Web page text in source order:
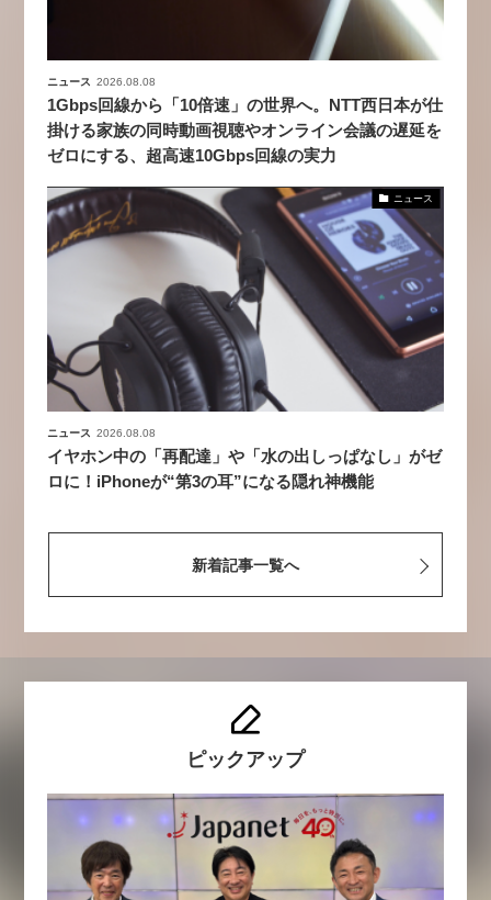
ニュース 2026.08.08
1Gbps回線から「10倍速」の世界へ。NTT西日本が仕
掛ける家族の同時動画視聴やオンライン会議の遅延を
ゼロにする、超高速10Gbps回線の実力
ニュース
ニュース 2026.08.08
イヤホン中の「再配達」や「水の出しっぱなし」がゼ
ロに！iPhoneが“第3の耳”になる隠れ神機能
新着記事一覧へ
ピックアップ